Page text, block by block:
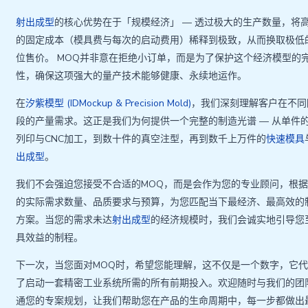
射出成型的核心优势在于「规模经济」 — 透过极大的生产数量，将
的固定成本（模具费与每次的启动费用）稀释到极致，从而换取极低
位售价。 MOQ并非意在拒绝小订单，而是为了保护这个经济模型的
性，确保这项强大的量产技术能够健康、永续地运作。
在汐紫模型 (IDMockup & Precision Mold)，我们深刻理解客户在不
段的产量需求。这正是我们为何提供一个完整的制造光谱 — 从单件
列印与CNC加工，到数十件的真空注型，再到数千上万件的快速模具
出成型。
我们不会强迫您接受不合适的MOQ，而是会作为您的专业顾问，根
的实际需求数量、品质要求与预算，为您匹配当下最经济、最高效的
方案。当您的需求未达射出成型的经济规模时，我们会诚实地引导您
具效益的制程。
下一次，当您面对MOQ时，希望您能理解，这不仅是一个数字，它
了启动一套精密工业系统所需的所有前期投入。欢迎随时与我们的团
通您的专案规划，让我们帮助您在产品的生命周期中，每一步都做出